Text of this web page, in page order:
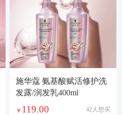
施华蔻 氨基酸赋活修护洗
发露/润发乳400ml
￥ 119.00 42人想买